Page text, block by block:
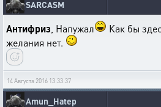
SARCASM
Антифриз , Напужал
Как бы
желания нет.
14 Августа 2016 13:33:37
Amun_Hatep